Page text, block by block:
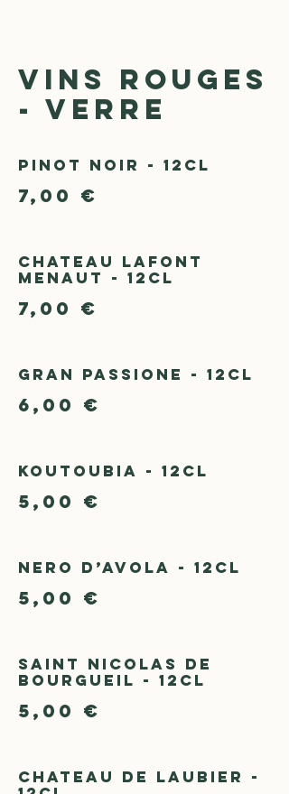
VINS ROUGES
- VERRE
Pinot noir - 12cl
7,00 €
Chateau Lafont
Menaut - 12cl
7,00 €
Gran Passione - 12cl
6,00 €
Koutoubia - 12cl
5,00 €
Nero d’Avola - 12cl
5,00 €
Saint Nicolas de
Bourgueil - 12cl
5,00 €
Chateau de Laubier -